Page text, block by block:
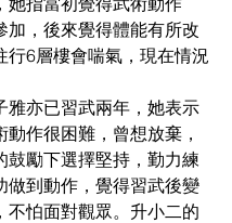
加，後來覺得體能有所改
行6層樓會喘氣，現在情況
雅亦已習武兩年，她表示
動作很困難，曾想放棄，
鼓勵下選擇堅持，勤力練
做到動作，覺得習武後變
不怕面對觀眾。升小二的